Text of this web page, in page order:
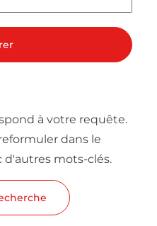
à votre requête.
dans le
d'autres mots-clés.